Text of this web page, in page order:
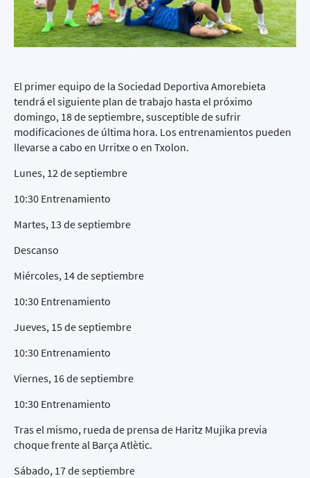
El primer equipo de la Sociedad Deportiva Amorebieta
tendrá el siguiente plan de trabajo hasta el próximo
domingo, 18 de septiembre, susceptible de sufrir
modificaciones de última hora. Los entrenamientos pueden
llevarse a cabo en Urritxe o en Txolon.
Lunes, 12 de septiembre
10:30 Entrenamiento
Martes, 13 de septiembre
Descanso
Miércoles, 14 de septiembre
10:30 Entrenamiento
Jueves, 15 de septiembre
10:30 Entrenamiento
Viernes, 16 de septiembre
10:30 Entrenamiento
Tras el mismo, rueda de prensa de Haritz Mujika previa
choque frente al Barça Atlètic.
Sábado, 17 de septiembre